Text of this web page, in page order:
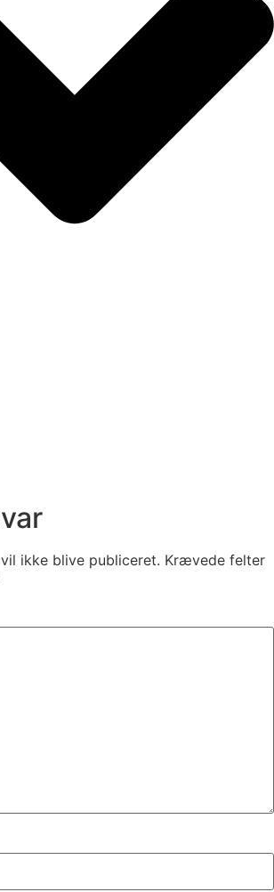
ikke blive publiceret. Krævede felter